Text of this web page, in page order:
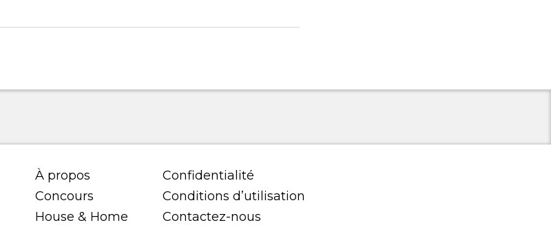
À propos
Concours
House & Home
Confidentialité
Conditions d’utilisation
Contactez-nous